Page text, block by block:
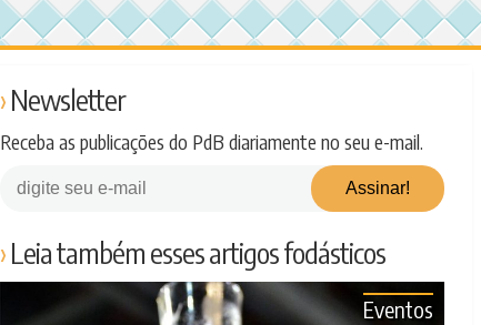
Newsletter
Receba as publicações do PdB diariamente no seu e-mail.
Leia também esses artigos fodásticos
Eventos